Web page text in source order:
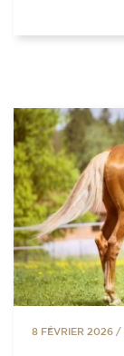
8 FÉVRIER 2026 /